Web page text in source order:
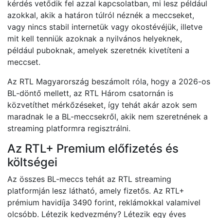
kérdés vetődik fel azzal kapcsolatban, mi lesz például
azokkal, akik a határon túlról néznék a meccseket,
vagy nincs stabil internetük vagy okostévéjük, illetve
mit kell tenniük azoknak a nyilvános helyeknek,
például puboknak, amelyek szeretnék kivetíteni a
meccset.
Az RTL Magyarország beszámolt róla, hogy a 2026-os
BL-döntő mellett, az RTL Három csatornán is
közvetíthet mérkőzéseket, így tehát akár azok sem
maradnak le a BL-meccsekről, akik nem szeretnének a
streaming platformra regisztrálni.
Az RTL+ Premium előfizetés és
költségei
Az összes BL-meccs tehát az RTL streaming
platformján lesz látható, amely fizetős. Az RTL+
prémium havidíja 3490 forint, reklámokkal valamivel
olcsóbb. Létezik kedvezmény? Létezik egy éves